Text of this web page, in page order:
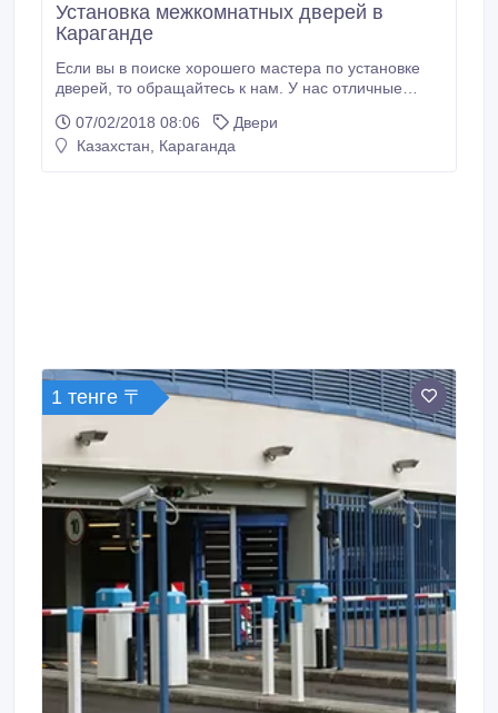
Установка межкомнатных дверей в
Караганде
Если вы в поиске хорошего мастера по установке
дверей, то обращайтесь к нам. У нас отличные
оборудование..
07/02/2018 08:06
Двери
Казахстан, Караганда
1 тенге 〒